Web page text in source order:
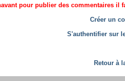
pour publier des commentaires il
Créer un
S'authentifier sur
Retour à